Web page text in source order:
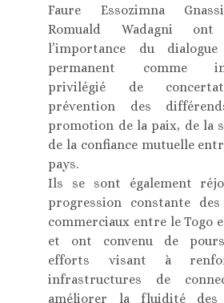
Faure Essozimna
Romuald Wadagni ont
l’importance du
permanent comme
privilégié de
prévention des
promotion de la paix, de la
de la confiance mutuelle
pays.
Ils se sont également
progression constante des
commerciaux entre le Togo
et ont convenu de
efforts visant à
infrastructures de
améliorer la fluidité des